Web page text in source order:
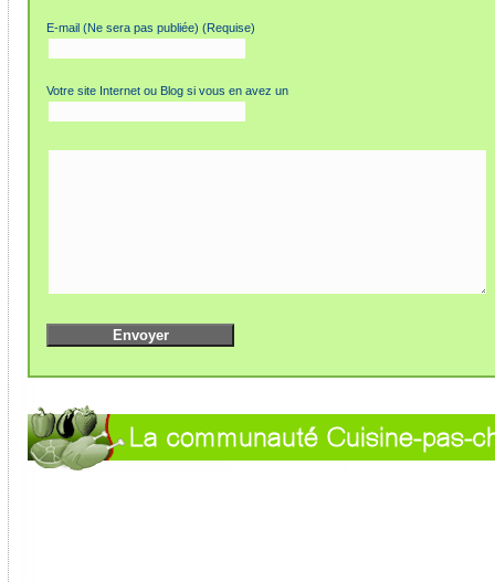
E-mail (Ne sera pas publiée) (Requise)
Votre site Internet ou Blog si vous en avez un